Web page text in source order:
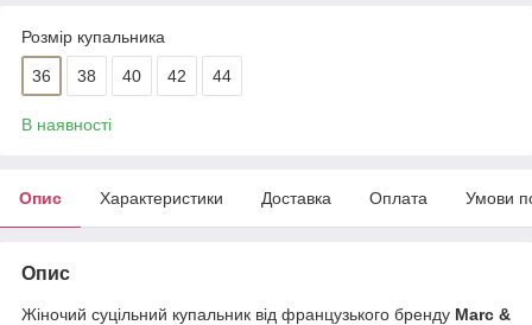
Розмір купальника
36 38 40 42 44
В наявності
Опис Характеристики Доставка Оплата Умови
Опис
Жіночий суцільний купальник від французького бренду Marc &